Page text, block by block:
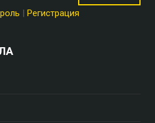
Регистрация